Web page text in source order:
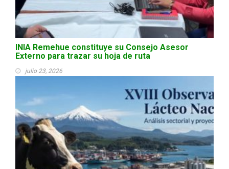
INIA Remehue constituye su Consejo Asesor
Externo para trazar su hoja de ruta
julio 23, 2026